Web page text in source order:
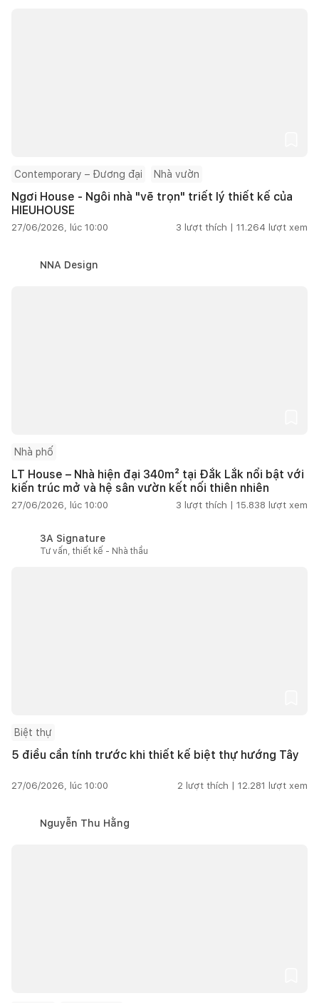
Contemporary – Đương đại Nhà vườn
Ngơi House - Ngôi nhà "vẽ trọn" triết lý thiết kế của
HIEUHOUSE
27/06/2026, lúc 10:00 3 lượt thích | 11.264 lượt xem
NNA Design
Nhà phố
LT House – Nhà hiện đại 340m² tại Đắk Lắk nổi bật với
kiến trúc mở và hệ sân vườn kết nối thiên nhiên
27/06/2026, lúc 10:00 3 lượt thích | 15.838 lượt xem
3A Signature
Tư vấn, thiết kế - Nhà thầu
Biệt thự
5 điều cần tính trước khi thiết kế biệt thự hướng Tây
27/06/2026, lúc 10:00 2 lượt thích | 12.281 lượt xem
Nguyễn Thu Hằng